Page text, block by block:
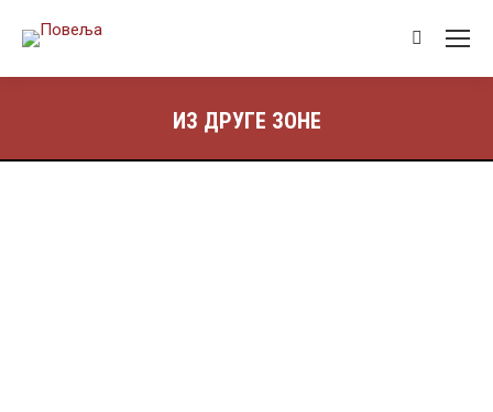
ИЗ ДРУГЕ ЗОНЕ